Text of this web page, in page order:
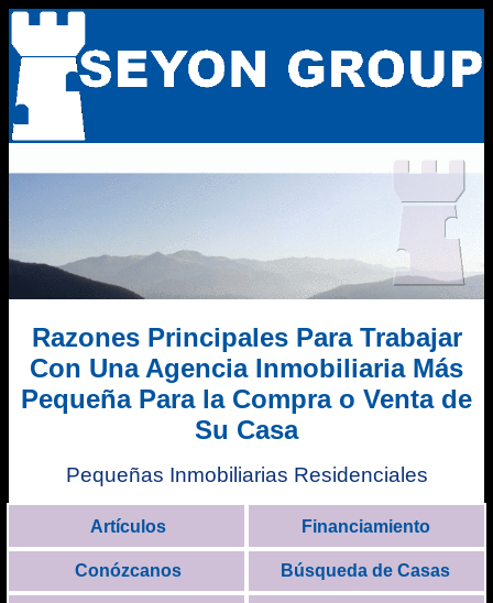
Razones Principales Para Trabajar
Con Una Agencia Inmobiliaria Más
Pequeña Para la Compra o Venta de
Su Casa
Pequeñas Inmobiliarias Residenciales
Artículos Financiamiento
Conózcanos Búsqueda de Casas